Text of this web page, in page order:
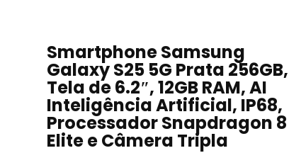
Smartphone Samsung
Galaxy S25 5G Prata 256GB,
Tela de 6.2″, 12GB RAM, AI
Inteligência Artificial, IP68,
Processador Snapdragon 8
Elite e Câmera Tripla